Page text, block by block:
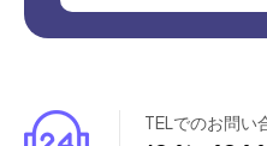
TELでのお問